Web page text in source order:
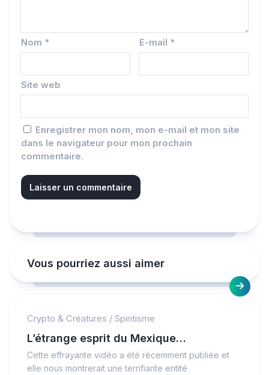
Nom * E-mail *
Site web
Enregistrer mon nom, mon e-mail et mon site
dans le navigateur pour mon prochain
commentaire.
Vous pourriez aussi aimer
Crypto & Créatures / Spiritisme
L’étrange esprit du Mexique…
Cette effrayante vidéo a été récemment publiée et
elle nous montrerait une terrifiante entité